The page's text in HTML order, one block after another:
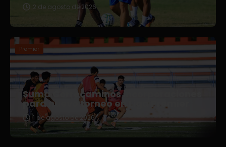
2 de agosto de 2026
Premier
Suma Correcaminos incorporaciones
para nuevo torneo en Liga Premier
1 de agosto de 2026